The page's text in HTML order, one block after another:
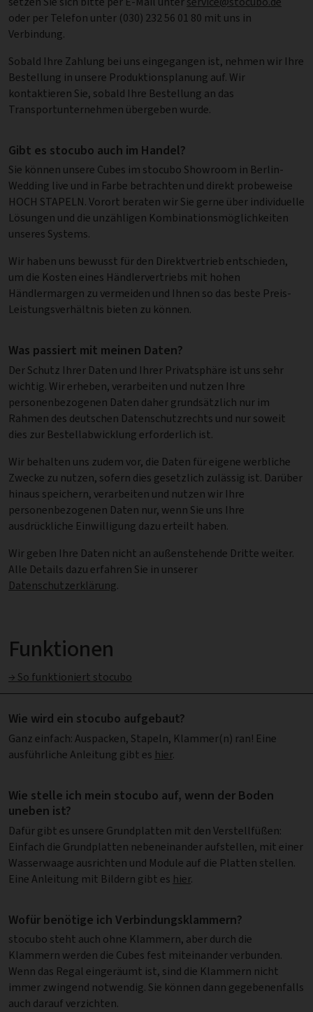
oder per Telefon unter (030) 232 56 01 80 mit uns in
Verbindung.
Sobald Ihre Zahlung bei uns eingegangen ist, nehmen wir Ihre
Bestellung in unsere Produktionsplanung auf. Wir
kontaktieren Sie, sobald Ihre Bestellung an das
Transportunternehmen übergeben wurde.
Gibt es stocubo auch im Handel?
Sie können unsere Cubes im stocubo Showroom in Berlin-
Wedding live und in Farbe betrachten und direkt probeweise
HOCH STAPELN. Vorort beraten wir Sie gerne über individuelle
Lösungen und die unzähligen Kombinationsmöglichkeiten
unseres Systems.
Wir haben uns bewusst für den Direktvertrieb entschieden,
um die Kosten eines Händlervertriebs mit hohen
Händlermargen zu vermeiden und Ihnen so das beste Preis-
Leistungsverhältnis bieten zu können.
Was passiert mit meinen Daten?
Der Schutz Ihrer Daten und Ihrer Privatsphäre ist uns sehr
wichtig. Wir erheben, verarbeiten und nutzen Ihre
personenbezogenen Daten daher grundsätzlich nur im
Rahmen des deutschen Datenschutzrechts und nur soweit
dies zur Bestellabwicklung erforderlich ist.
Wir behalten uns zudem vor, die Daten für eigene werbliche
Zwecke zu nutzen, sofern dies gesetzlich zulässig ist. Darüber
hinaus speichern, verarbeiten und nutzen wir Ihre
personenbezogenen Daten nur, wenn Sie uns Ihre
ausdrückliche Einwilligung dazu erteilt haben.
Wir geben Ihre Daten nicht an außenstehende Dritte weiter.
Alle Details dazu erfahren Sie in unserer
Datenschutzerklärung.
Funktionen
→ So funktioniert stocubo
Wie wird ein stocubo aufgebaut?
Ganz einfach: Auspacken, Stapeln, Klammer(n) ran! Eine
ausführliche Anleitung gibt es hier.
Wie stelle ich mein stocubo auf, wenn der Boden
uneben ist?
Dafür gibt es unsere Grundplatten mit den Verstellfüßen:
Einfach die Grundplatten nebeneinander aufstellen, mit einer
Wasserwaage ausrichten und Module auf die Platten stellen.
Eine Anleitung mit Bildern gibt es hier.
Wofür benötige ich Verbindungsklammern?
stocubo steht auch ohne Klammern, aber durch die
Klammern werden die Cubes fest miteinander verbunden.
Wenn das Regal eingeräumt ist, sind die Klammern nicht
immer zwingend notwendig. Sie können dann gegebenenfalls
auch darauf verzichten.